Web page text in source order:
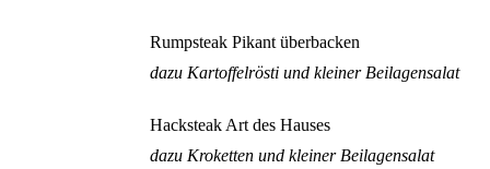
Rumpsteak Pikant überbacken
dazu Kartoffelrösti und kleiner Beilagensalat
Hacksteak Art des Hauses
dazu Kroketten und kleiner Beilagensalat